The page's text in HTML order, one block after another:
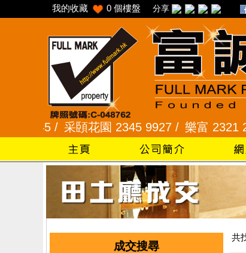
我的收藏 0 個樓盤 分享
2345 /采頣花園 2345 9927 /樂富 2321
成交搜尋
共